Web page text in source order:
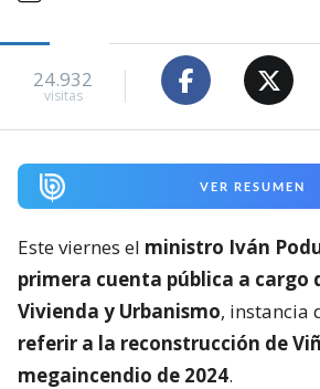
24.932
visitas
VER RESUMEN
Este viernes el ministro Iván
primera cuenta pública a cargo
Vivienda y Urbanismo, instancia
referir a la reconstrucción de
megaincendio de 2024.